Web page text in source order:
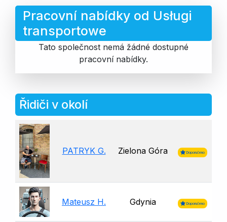
Pracovní nabídky od Usługi
transportowe
Tato společnost nemá žádné dostupné
pracovní nabídky.
Řidiči v okolí
PATRYK G. Zielona Góra Doporučeno
Mateusz H. Gdynia Doporučeno